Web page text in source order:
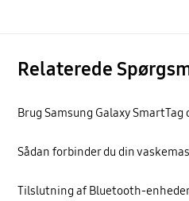
Relaterede
Brug Samsung Galaxy SmartTag
Sådan forbinder du din
Tilslutning af Bluetooth-